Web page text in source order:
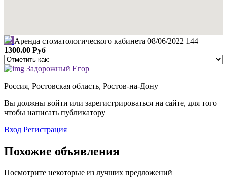
Аренда стоматологического кабинета 08/06/2022 144
1300.00 Руб
Задорожный Егор
Россия, Ростовская область, Ростов-на-Дону
Вы должны войти или зарегистрироваться на сайте, для того
чтобы написать публикатору
Вход Регистрация
Похожие объявления
Посмотрите некоторые из лучших предложений